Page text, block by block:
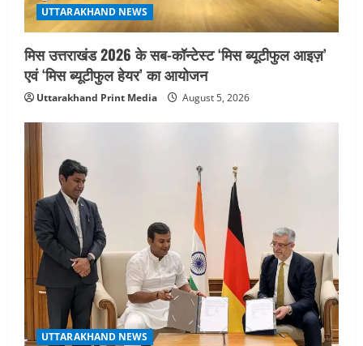
UTTARAKHAND NEWS
मिस उत्तराखंड 2026 के सब-कॉन्टेस्ट ‘मिस ब्यूटीफुल आइज़’
एवं ‘मिस ब्यूटीफुल हेयर’ का आयोजन
Uttarakhand Print Media August 5, 2026
UTTARAKHAND NEWS